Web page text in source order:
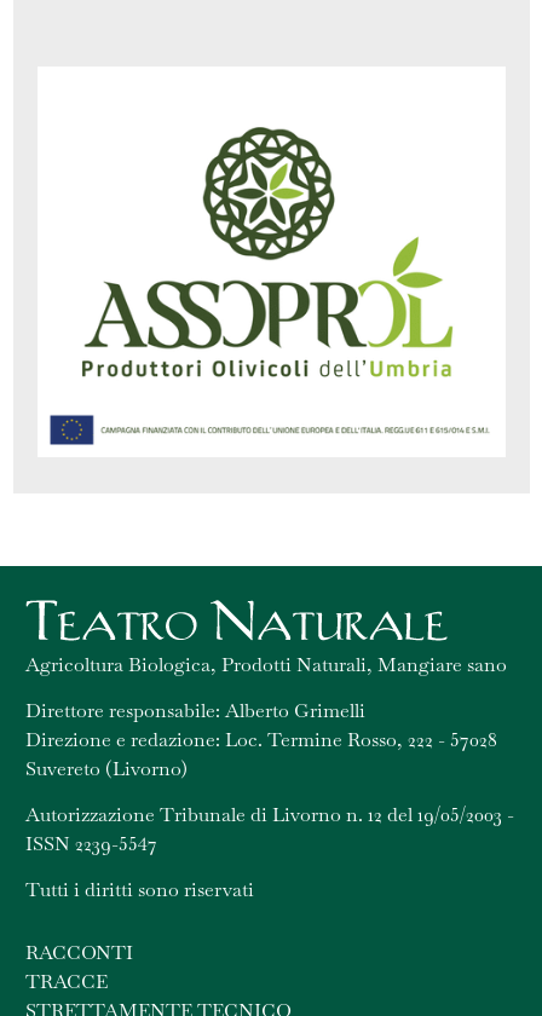
Agricoltura Biologica, Prodotti Naturali, Mangiare sano
Direttore responsabile: Alberto Grimelli
Direzione e redazione: Loc. Termine Rosso, 222 - 57028
Suvereto (Livorno)
Autorizzazione Tribunale di Livorno n. 12 del 19/05/2003 -
ISSN 2239-5547
Tutti i diritti sono riservati
RACCONTI
TRACCE
STRETTAMENTE TECNICO